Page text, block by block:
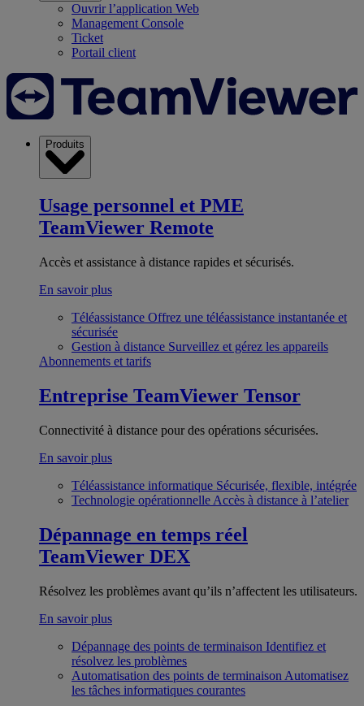
Ouvrir l’application Web
Management Console
Ticket
Portail client
Produits
Usage personnel et PME
TeamViewer Remote
Accès et assistance à distance rapides et sécurisés.
En savoir plus
Téléassistance Offrez une téléassistance instantanée et
sécurisée
Gestion à distance Surveillez et gérez les appareils
Abonnements et tarifs
Entreprise TeamViewer Tensor
Connectivité à distance pour des opérations sécurisées.
En savoir plus
Téléassistance informatique Sécurisée, flexible, intégrée
Technologie opérationnelle Accès à distance à l’atelier
Dépannage en temps réel
TeamViewer DEX
Résolvez les problèmes avant qu’ils n’affectent les utilisateurs.
En savoir plus
Dépannage des points de terminaison Identifiez et
résolvez les problèmes
Automatisation des points de terminaison Automatisez
les tâches informatiques courantes